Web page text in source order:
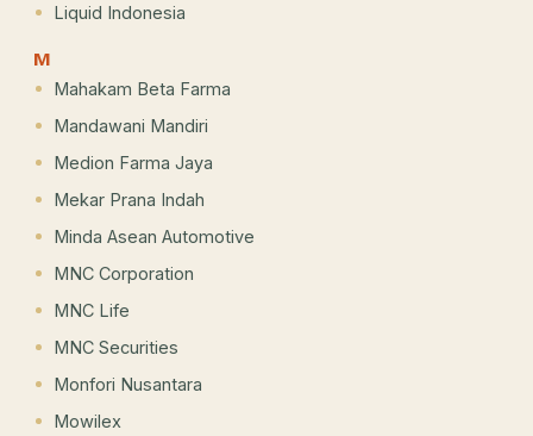
Liquid Indonesia
M
Mahakam Beta Farma
Mandawani Mandiri
Medion Farma Jaya
Mekar Prana Indah
Minda Asean Automotive
MNC Corporation
MNC Life
MNC Securities
Monfori Nusantara
Mowilex